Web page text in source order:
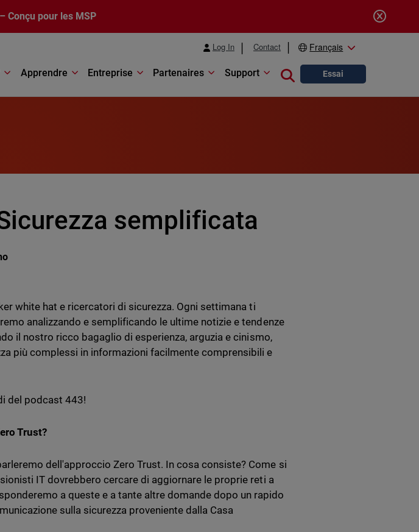
– Conçu pour les MSP
Log In Contact Français
Apprendre Entreprise Partenaires Support Close search
Essai
semplificata
white hat e ricercatori di sicurezza. Ogni settimana ti
analizzando e semplificando le ultime notizie e tendenze
il nostro ricco bagaglio di esperienza, arguzia e cinismo,
più complessi in informazioni facilmente comprensibili e
del podcast 443!
Trust?
dell'approccio Zero Trust. In cosa consiste? Come si
IT dovrebbero cercare di aggiornare le proprie reti a
a queste e a tante altre domande dopo un rapido
sulla sicurezza proveniente dalla Casa